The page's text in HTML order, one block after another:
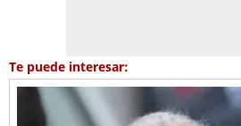
Te puede interesar: